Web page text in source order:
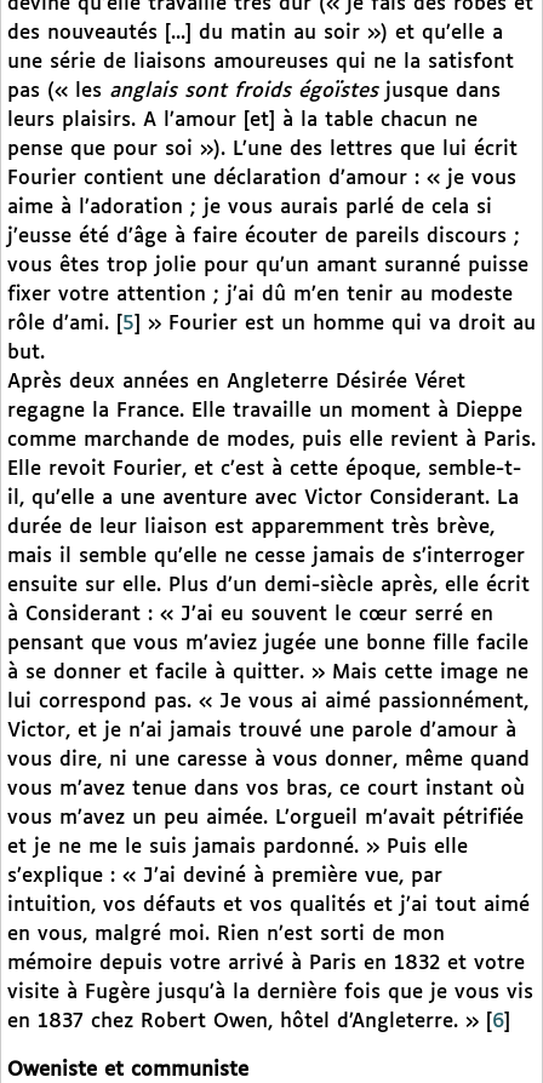
devine qu’elle travaille très dur (« je fais des robes et
des nouveautés [...] du matin au soir ») et qu’elle a
une série de liaisons amoureuses qui ne la satisfont
pas (« les anglais sont froids égoïstesjusque dans
leurs plaisirs. A l’amour [et] à la table chacun ne
pense que pour soi »). L’une des lettres que lui écrit
Fourier contient une déclaration d’amour : « je vous
aime à l’adoration ; je vous aurais parlé de cela si
j’eusse été d’âge à faire écouter de pareils discours ;
vous êtes trop jolie pour qu’un amant suranné puisse
fixer votre attention ; j’ai dû m’en tenir au modeste
rôle d’ami.
5
» Fourier est un homme qui va droit au
but.
Après deux années en Angleterre Désirée Véret
regagne la France. Elle travaille un moment à Dieppe
comme marchande de modes, puis elle revient à Paris.
Elle revoit Fourier, et c’est à cette époque, semble-t-
il, qu’elle a une aventure avec Victor Considerant. La
durée de leur liaison est apparemment très brève,
mais il semble qu’elle ne cesse jamais de s’interroger
ensuite sur elle. Plus d’un demi-siècle après, elle écrit
à Considerant : « J’ai eu souvent le cœur serré en
pensant que vous m’aviez jugée une bonne fille facile
à se donner et facile à quitter. » Mais cette image ne
lui correspond pas. « Je vous ai aimé passionnément,
Victor, et je n’ai jamais trouvé une parole d’amour à
vous dire, ni une caresse à vous donner, même quand
vous m’avez tenue dans vos bras, ce court instant où
vous m’avez un peu aimée. L’orgueil m’avait pétrifiée
et je ne me le suis jamais pardonné. » Puis elle
s’explique : « J’ai deviné à première vue, par
intuition, vos défauts et vos qualités et j’ai tout aimé
en vous, malgré moi. Rien n’est sorti de mon
mémoire depuis votre arrivé à Paris en 1832 et votre
visite à Fugère jusqu’à la dernière fois que je vous vis
en 1837 chez Robert Owen, hôtel d’Angleterre. »
6
Oweniste et communiste